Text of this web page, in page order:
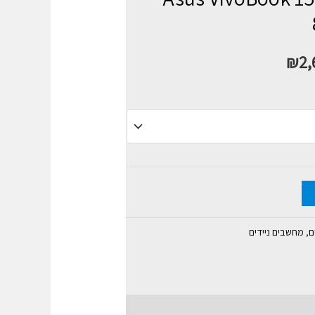
₪
, מחשבים ניידים